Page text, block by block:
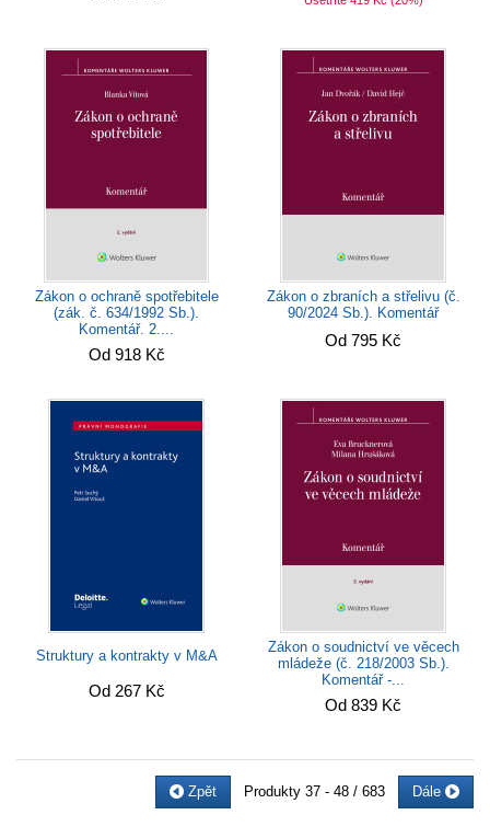
Zákon o ochraně spotřebitele
(zák. č. 634/1992 Sb.).
Komentář. 2....
Od 918 Kč
Zákon o zbraních a střelivu (č.
90/2024 Sb.). Komentář
Od 795 Kč
Struktury a kontrakty v M&A
Od 267 Kč
Zákon o soudnictví ve věcech
mládeže (č. 218/2003 Sb.).
Komentář -...
Od 839 Kč
Zpět Produkty 37 - 48 / 683 Dále